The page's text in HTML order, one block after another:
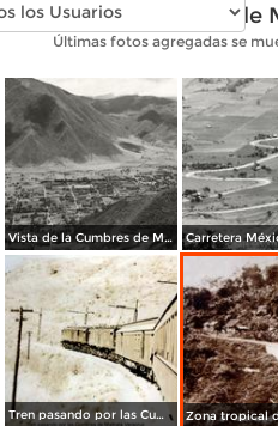
Fotos antiguas de
Últimas fotos agregadas se
Vista de la Cumbres de Maltrata Carretera
Tren pasando por las Cumbres de Maltrata Veracruz.